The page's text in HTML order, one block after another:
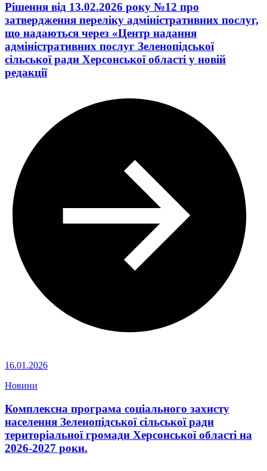
Рішення від 13.02.2026 року №12 про
затвердження переліку адміністративних послуг,
що надаються через «Центр надання
адміністративних послуг Зеленопідської
сільської ради Херсонської області у новій
редакції
16.01.2026
Новини
Комплексна програма соціального захисту
населення Зеленопідської сільської ради
територіальної громади Херсонської області на
2026-2027 роки.